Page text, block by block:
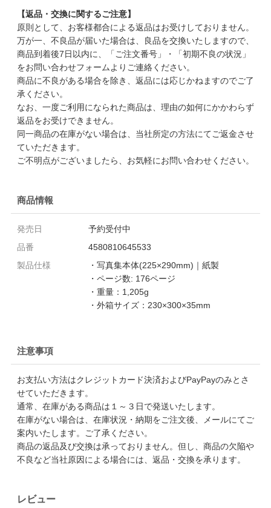
【返品・交換に関するご注意】
原則として、お客様都合による返品はお受けしておりません。
万が一、不良品が届いた場合は、良品を交換いたしますので、
商品到着後7日以内に、「ご注文番号」・「初期不良の状況」
をお問い合わせフォームよりご連絡ください。
商品に不良がある場合を除き、返品には応じかねますのでご了
承ください。
なお、一度ご利用になられた商品は、理由の如何にかかわらず
返品をお受けできません。
同一商品の在庫がない場合は、当社所定の方法にてご返金させ
ていただきます。
ご不明点がございましたら、お気軽にお問い合わせください。
商品情報
発売日
予約受付中
品番
4580810645533
製品仕様
・写真集本体(225×290mm)｜紙製
・ページ数: 176ページ
・重量：1,205g
・外箱サイズ：230×300×35mm
注意事項
お支払い方法はクレジットカード決済およびPayPayのみとさ
せていただきます。
通常、在庫がある商品は１～３日で発送いたします。
在庫がない場合は、在庫状況・納期をご注文後、メールにてご
案内いたします。ご了承ください。
商品の返品及び交換は承っておりません。但し、商品の欠陥や
不良など当社原因による場合には、返品・交換を承ります。
レビュー